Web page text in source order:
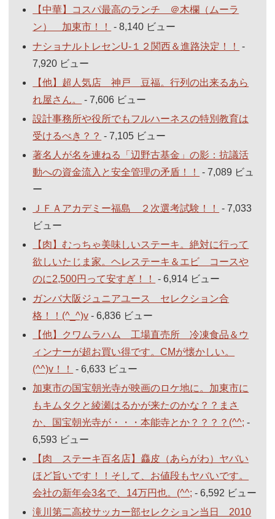
【中華】コスパ最高のランチ ＠木欄（ムーラ
ン） 加東市！！
- 8,140 ビュー
ナショナルトレセンU-１２関西＆進路決定！！
-
7,920 ビュー
【他】超人気店 神戸 豆福。行列の出来るあら
れ屋さん。
- 7,606 ビュー
設計事務所や役所でもフルハーネスの特別教育は
受けるべき？？ - 7,105 ビュー
著名人が名を連ねる「辺野古基金」の影：抗議活
動への資金流入と安全管理の矛盾！！
- 7,089 ビュ
ー
ＪＦＡアカデミー福島 ２次選考試験！！
- 7,033
ビュー
【肉】むっちゃ美味しいステーキ。絶対に行って
欲しいたじま家。ヘレステーキ＆エビ コースや
のに2,500円って安すぎ！！
- 6,914 ビュー
ガンバ大阪ジュニアユース セレクション合
格！！(^_^)v - 6,836 ビュー
【他】クワムラハム 工場直売所 冷凍食品＆ウ
ィンナーが超お買い得です。CMが懐かしい。
(^^)v！！
- 6,633 ビュー
加東市の国宝朝光寺が映画のロケ地に。加東市に
もキムタクと綾瀬はるかが来たのかな？？まさ
か、国宝朝光寺が・・・本能寺とか？？？？(^^; -
6,593 ビュー
【肉 ステーキ百名店】麤皮（あらがわ）ヤバい
ほど旨いです！！そして、お値段もヤバいです。
会社の新年会3名で、14万円也。(^^; - 6,592 ビュー
滝川第二高校サッカー部セレクション当日 2010